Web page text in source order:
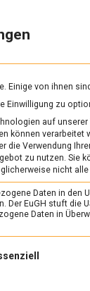
zu
&
Einige von ihnen
Einwilligung zu
auf
können verarbeitet
die Verwendung
zu nutzen. Sie
nicht
Daten in den
Der EuGH stuft
Daten in
Gruppen, für